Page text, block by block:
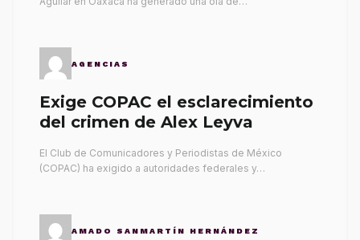
AGENCIAS
Exige COPAC el esclarecimiento
del crimen de Alex Leyva
El Club de Comunicadores y Periodistas de México
(COPAC) ha exigido a autoridades federales y…
AMADO SANMARTÍN HERNÁNDEZ